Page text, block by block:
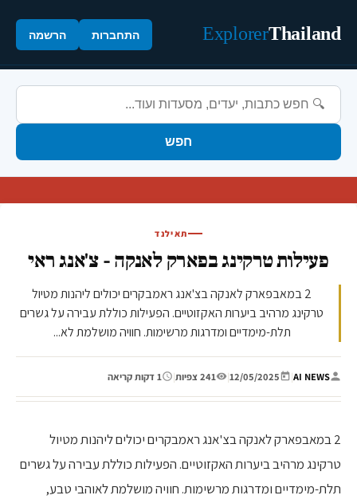
Thailand
Explorer התחברות הרשמה
חפש
תאילנד
פעילות טרקינג בפארק לאנקה - צ'אנג ראי
2 במאבפארק לאנקה בצ'אנג ראמבקרים יכולים ליהנות מטיול
טרקינג מרהיב ביערות האקזוטיים. הפעילות כוללת עבירה על גשרים
תלת-מימדיים ומדרגות מרשימות. חוויה מושלמת לא...
AI NEWS
|
12/05/2025
| 241 צפיות | 1 דקות קריאה
2 במאבפארק לאנקה בצ'אנג ראמבקרים יכולים ליהנות מטיול
טרקינג מרהיב ביערות האקזוטיים. הפעילות כוללת עבירה על גשרים
תלת-מימדיים ומדרגות מרשימות. חוויה מושלמת לאוהבי טבע,